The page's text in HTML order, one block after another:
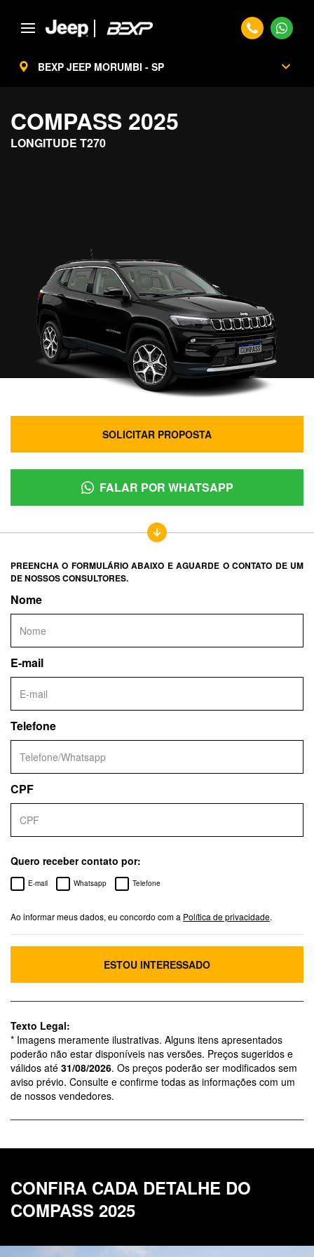
BEXP JEEP MORUMBI - SP
COMPASS 2025
LONGITUDE T270
SOLICITAR PROPOSTA
FALAR POR WHATSAPP
PREENCHA O FORMULÁRIO ABAIXO E AGUARDE O CONTATO DE UM
DE NOSSOS CONSULTORES.
Nome
E-mail
Telefone
CPF
Quero receber contato por:
E-mail Whatsapp Telefone
Ao informar meus dados, eu concordo com a Política de privacidade.
ESTOU INTERESSADO
Texto Legal:
* Imagens meramente ilustrativas. Alguns itens apresentados
poderão não estar disponíveis nas versões. Preços sugeridos e
válidos até 31/08/2026. Os preços poderão ser modificados sem
aviso prévio. Consulte e confirme todas as informações com um
de nossos vendedores.
CONFIRA CADA DETALHE DO
COMPASS 2025